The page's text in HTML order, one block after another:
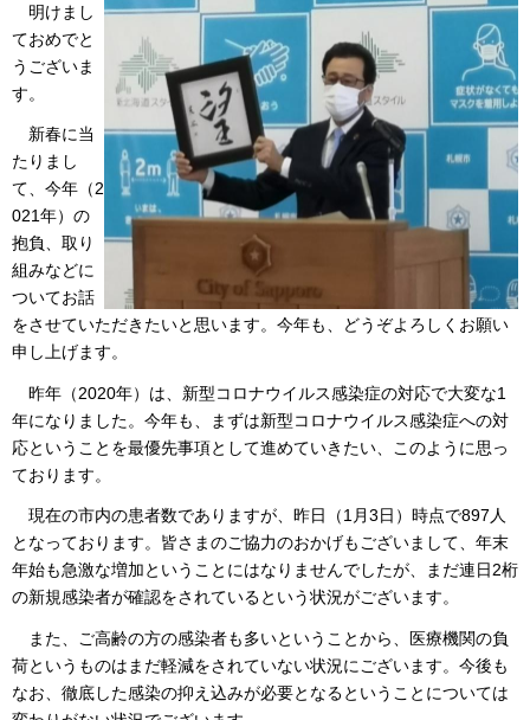
明けまし
ておめでと
うございま
す。
新春に当
たりまし
て、今年（2
021年）の
抱負、取り
組みなどに
ついてお話
をさせていただきたいと思います。今年も、どうぞよろしくお願い
申し上げます。
昨年（2020年）は、新型コロナウイルス感染症の対応で大変な1
年になりました。今年も、まずは新型コロナウイルス感染症への対
応ということを最優先事項として進めていきたい、このように思っ
ております。
現在の市内の患者数でありますが、昨日（1月3日）時点で897人
となっております。皆さまのご協力のおかげもございまして、年末
年始も急激な増加ということにはなりませんでしたが、まだ連日2桁
の新規感染者が確認をされているという状況がございます。
また、ご高齢の方の感染者も多いということから、医療機関の負
荷というものはまだ軽減をされていない状況にございます。今後も
なお、徹底した感染の抑え込みが必要となるということについては